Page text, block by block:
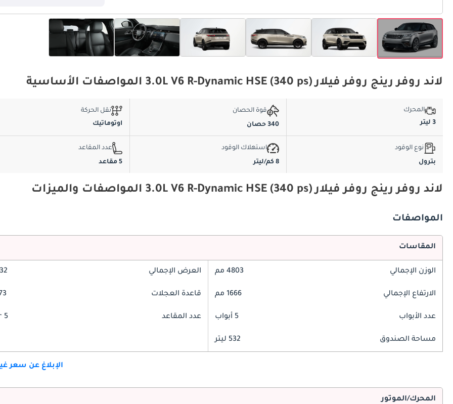
لاند روفر رينج روفر فيلار 3.0L V6 R-Dynamic HSE (340 ps) المواصفات الأساسية
المحرك
3 ليتر
قوة الحصان
340 حصان
نقل الحركة
اوتوماتيك
نوع الوقود
بترول
استهلاك الوقود
8 كم/ليتر
عدد المقاعد
5 مقاعد
لاند روفر رينج روفر فيلار 3.0L V6 R-Dynamic HSE (340 ps) المواصفات والميزات
المواصفات
المقاسات
الوزن الإجمالي 4803 مم العرض الإجمالي
الارتفاع الإجمالي 1666 مم قاعدة العجلات
عدد الأبواب 5 أبواب عدد المقاعد 5 Seater
مساحة الصندوق 532 ليتر
الإبلاغ عن سعر
المحرك/الموتور